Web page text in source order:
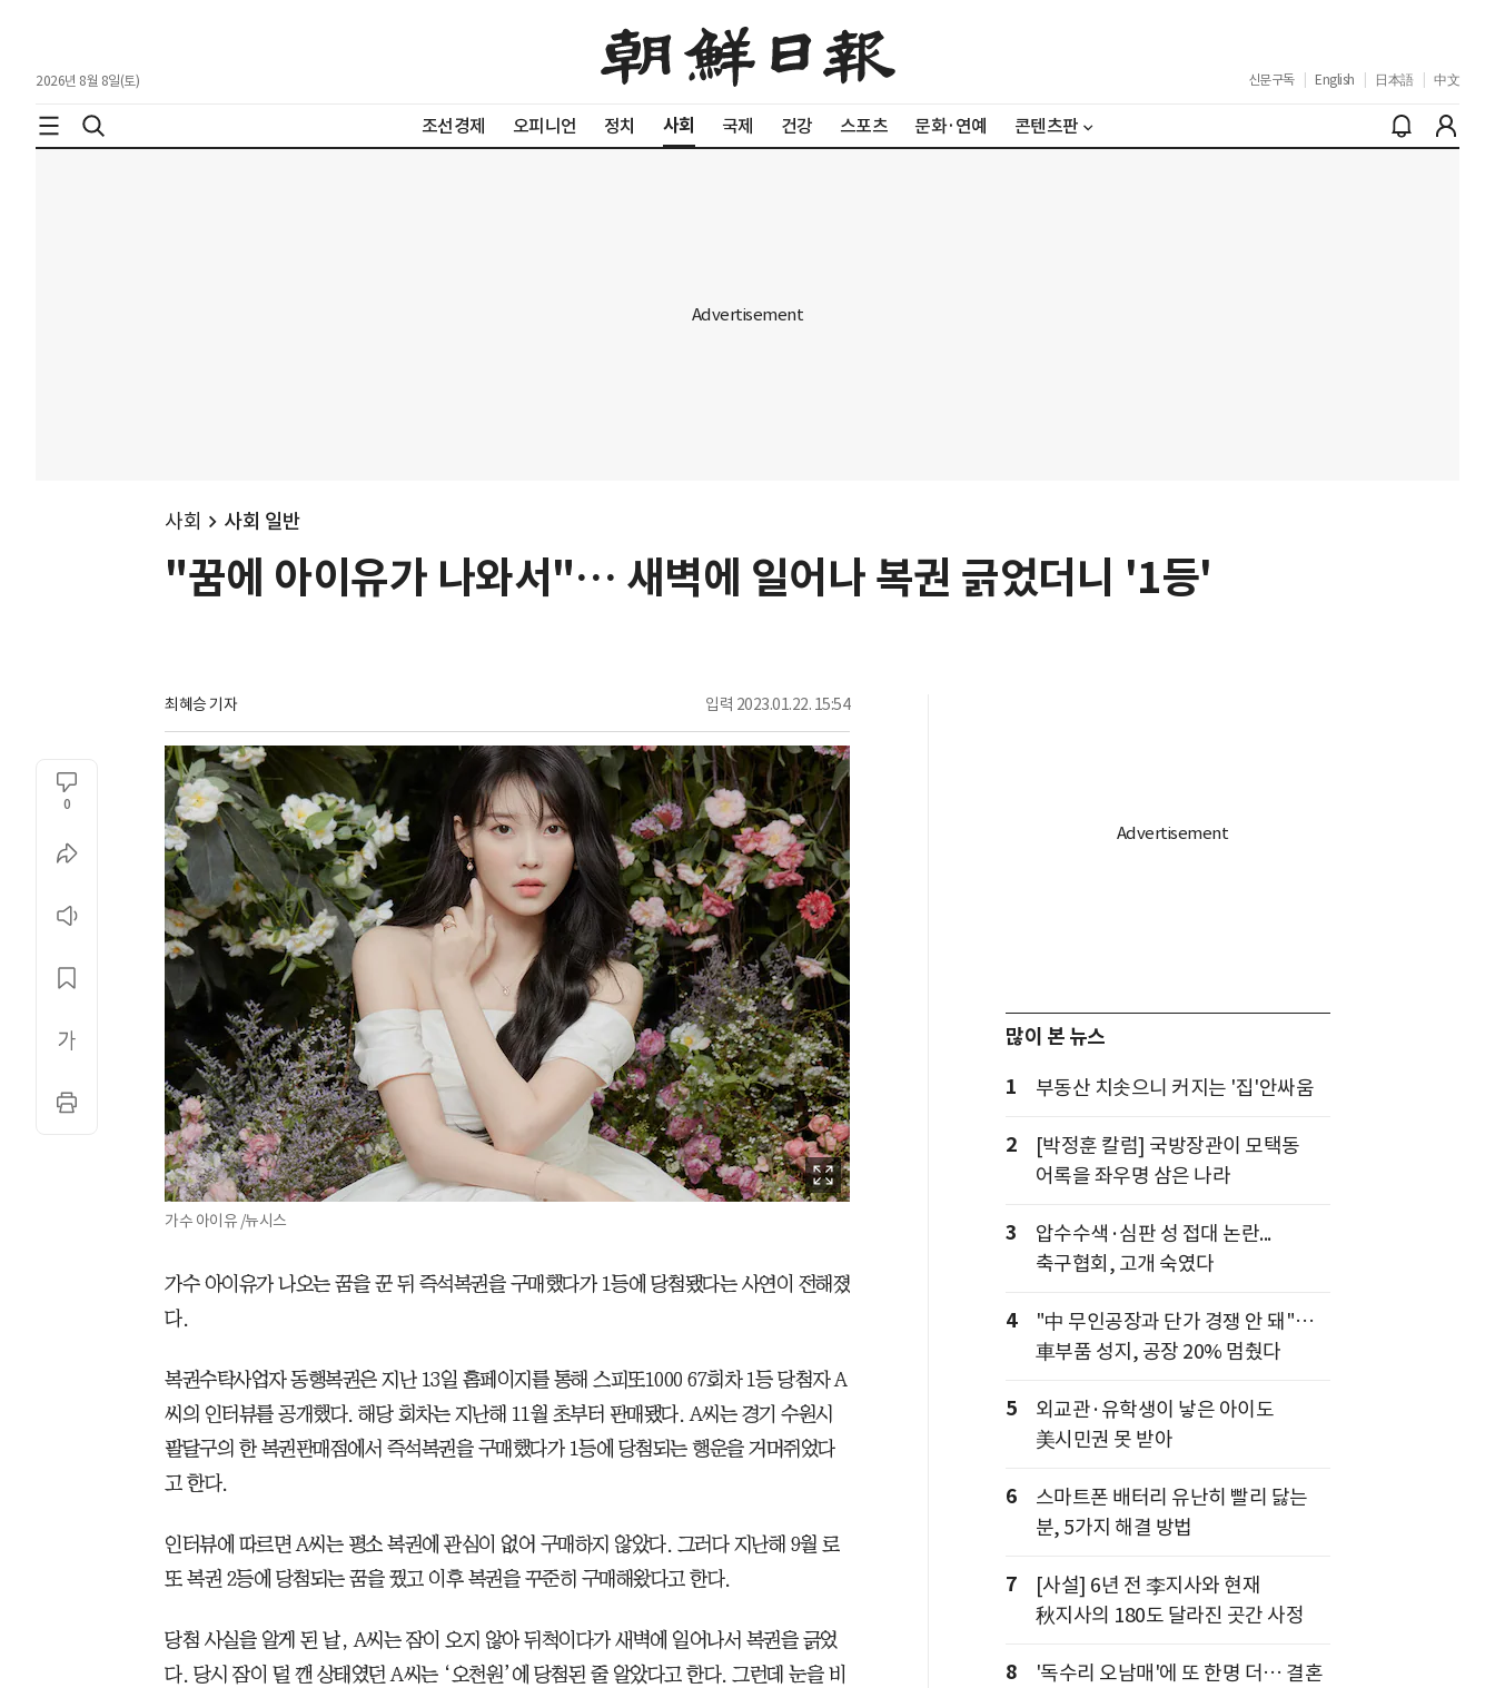
2026년 8월 8일(토) 신문구독 English 日本語 中文
조선경제 오피니언 정치 사회 국제 건강 스포츠 문화·연예 콘텐츠판
사회 사회 일반
"꿈에 아이유가 나와서"… 새벽에 일어나 복권 긁었더니 '1등'
최혜승 기자 입력 2023.01.22. 15:54
0
가수 아이유 /뉴시스
가수 아이유가 나오는 꿈을 꾼 뒤 즉석복권을 구매했다가 1등에 당첨됐다는 사연이 전해졌
다.
복권수탁사업자 동행복권은 지난 13일 홈페이지를 통해 스피또1000 67회차 1등 당첨자 A
씨의 인터뷰를 공개했다. 해당 회차는 지난해 11월 초부터 판매됐다. A씨는 경기 수원시
팔달구의 한 복권판매점에서 즉석복권을 구매했다가 1등에 당첨되는 행운을 거머쥐었다
고 한다.
인터뷰에 따르면 A씨는 평소 복권에 관심이 없어 구매하지 않았다. 그러다 지난해 9월 로
또 복권 2등에 당첨되는 꿈을 꿨고 이후 복권을 꾸준히 구매해왔다고 한다.
당첨 사실을 알게 된 날, A씨는 잠이 오지 않아 뒤척이다가 새벽에 일어나서 복권을 긁었
다. 당시 잠이 덜 깬 상태였던 A씨는 ‘오천원’에 당첨된 줄 알았다고 한다. 그런데 눈을 비
많이 본 뉴스
1
부동산 치솟으니 커지는 '집'안싸움
2
[박정훈 칼럼] 국방장관이 모택동
어록을 좌우명 삼은 나라
3
압수수색·심판 성 접대 논란...
축구협회, 고개 숙였다
4
"中 무인공장과 단가 경쟁 안 돼"…
車부품 성지, 공장 20% 멈췄다
5
외교관·유학생이 낳은 아이도
美시민권 못 받아
6
스마트폰 배터리 유난히 빨리 닳는
분, 5가지 해결 방법
7
[사설] 6년 전 李지사와 현재
秋지사의 180도 달라진 곳간 사정
8
'독수리 오남매'에 또 한명 더… 결혼